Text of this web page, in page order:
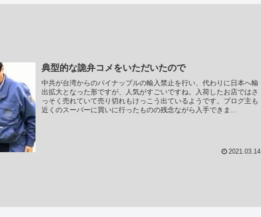
典型的な詭弁コメをいただいたので
中共が台湾からのパイナップルの輸入禁止を行い、代わりに日本へ輸
出拡大となった形ですが、人気がすごいですね。入荷したお店ではさ
っそく売れていて売り切れもけっこう出ているようです。ブログ主も
近くのスーパーに買いに行ったものの残念ながら入手できま...
2021.03.14